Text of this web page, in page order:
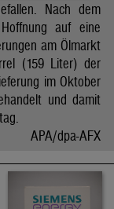
Nach dem
auf eine
am Ölmarkt
(159 Liter) der
im Oktober
und damit
APA/dpa-AFX